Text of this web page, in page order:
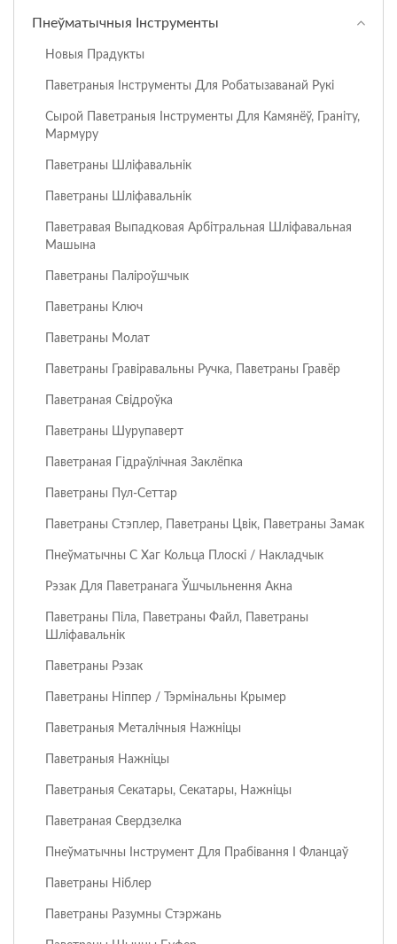
Пнеўматычныя Інструменты
Новыя Прадукты
Паветраныя Інструменты Для Робатызаванай Рукі
Сырой Паветраныя Інструменты Для Камянёў, Граніту,
Мармуру
Паветраны Шліфавальнік
Паветраны Шліфавальнік
Паветравая Выпадковая Арбітральная Шліфавальная
Машына
Паветраны Паліроўшчык
Паветраны Ключ
Паветраны Молат
Паветраны Гравіравальны Ручка, Паветраны Гравёр
Паветраная Свідроўка
Паветраны Шурупаверт
Паветраная Гідраўлічная Заклёпка
Паветраны Пул-Сеттар
Паветраны Стэплер, Паветраны Цвік, Паветраны Замак
Пнеўматычны C Хаг Кольца Плоскі / Накладчык
Рэзак Для Паветранага Ўшчыльнення Акна
Паветраны Піла, Паветраны Файл, Паветраны
Шліфавальнік
Паветраны Рэзак
Паветраны Ніппер / Тэрмінальны Крымер
Паветраныя Металічныя Нажніцы
Паветраныя Нажніцы
Паветраныя Секатары, Секатары, Нажніцы
Паветраная Свердзелка
Пнеўматычны Інструмент Для Прабівання І Фланцаў
Паветраны Ніблер
Паветраны Разумны Стэржань